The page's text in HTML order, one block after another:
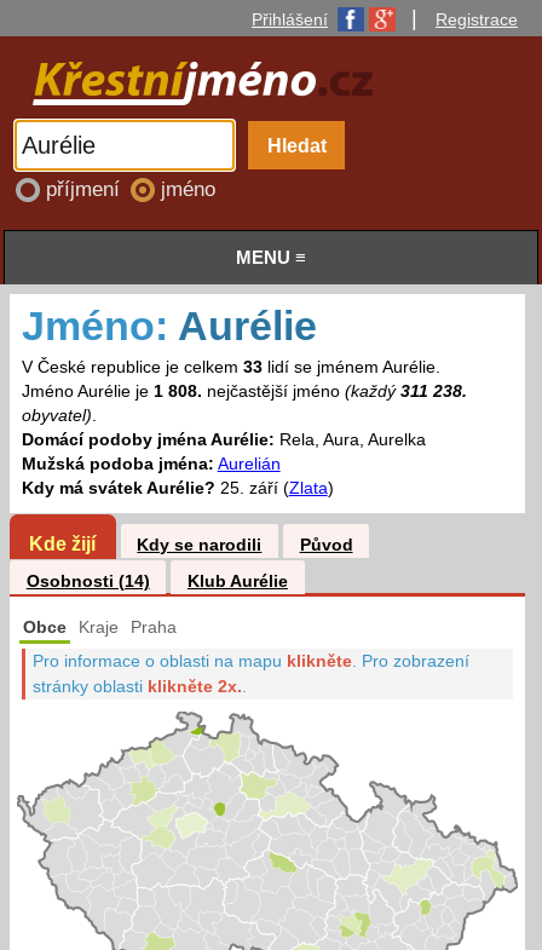
Přihlášení Registrace
příjmení jméno
MENU ≡
Jméno: Aurélie
V České republice je celkem 33lidí se jménem Aurélie.
Jméno Aurélie je 1 808. nejčastější jméno (každý 311 238.
obyvatel).
Domácí podoby jména Aurélie: Rela, Aura, Aurelka
Mužská podoba jména: Aurelián
Kdy má svátek Aurélie? 25. září (Zlata)
Kde žijí Kdy se narodili
Původ
Osobnosti (14)
Klub Aurélie
Obce Kraje Praha
Pro informace o oblasti na mapu klikněte Pro zobrazení
stránky oblasti klikněte 2x.